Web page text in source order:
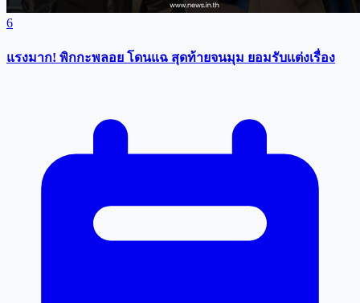
6
แรงมาก! พิกกะพลอย โดนแฉ สุดท้ายจนมุม ยอมรับเเต่งเรื่อง